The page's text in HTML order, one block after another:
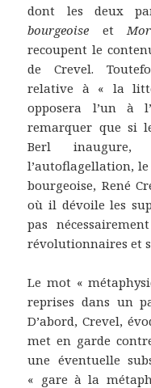
dont les deux
bourgeoise et
recoupent le
de Crevel.
relative à « la
opposera l’un à
remarquer que si
Berl
l’autoflagellation, le
bourgeoise, René
où il dévoile les
pas
révolutionnaires et
Le mot «
reprises dans un
D’abord, Crevel,
met en garde
une éventuelle
« gare à la